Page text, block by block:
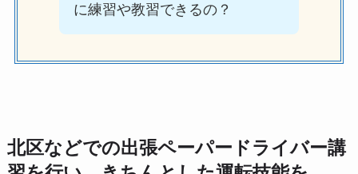
に練習や教習できるの？
北区などでの出張ペーパードライバー講